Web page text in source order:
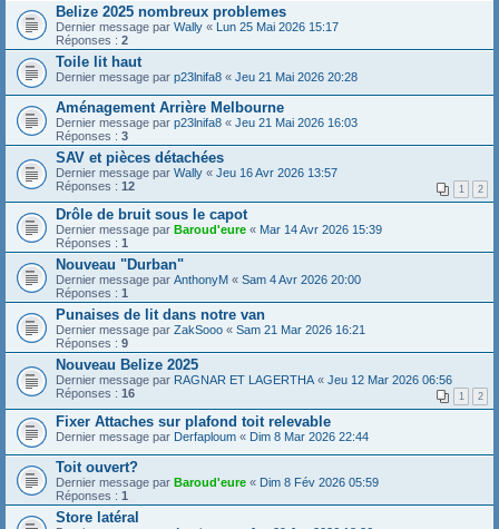
Belize 2025 nombreux problemes
Dernier message par Wally « Lun 25 Mai 2026 15:17
Réponses : 2
Toile lit haut
Dernier message par p23lnifa8 « Jeu 21 Mai 2026 20:28
Aménagement Arrière Melbourne
Dernier message par p23lnifa8 « Jeu 21 Mai 2026 16:03
Réponses : 3
SAV et pièces détachées
Dernier message par Wally « Jeu 16 Avr 2026 13:57
Réponses : 12 1 2
Drôle de bruit sous le capot
Dernier message par Baroud'eure « Mar 14 Avr 2026 15:39
Réponses : 1
Nouveau "Durban"
Dernier message par AnthonyM « Sam 4 Avr 2026 20:00
Réponses : 1
Punaises de lit dans notre van
Dernier message par ZakSooo « Sam 21 Mar 2026 16:21
Réponses : 9
Nouveau Belize 2025
Dernier message par RAGNAR ET LAGERTHA « Jeu 12 Mar 2026 06:56
Réponses : 16 1 2
Fixer Attaches sur plafond toit relevable
Dernier message par Derfaploum « Dim 8 Mar 2026 22:44
Toit ouvert?
Dernier message par Baroud'eure « Dim 8 Fév 2026 05:59
Réponses : 1
Store latéral